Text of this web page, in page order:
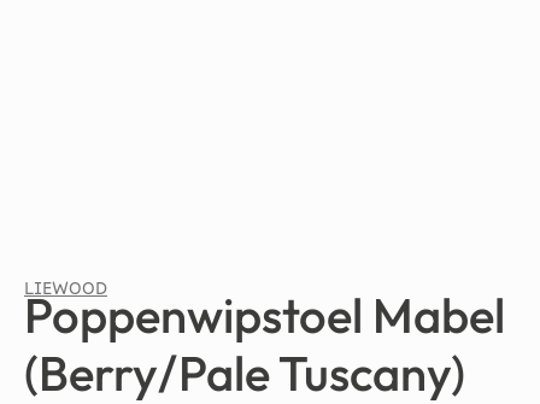
LIEWOOD
Poppenwipstoel Mabel
(Berry/Pale Tuscany)